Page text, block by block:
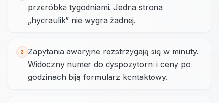
przeróbka tygodniami. Jedna strona
„hydraulik” nie wygra żadnej.
2
Zapytania awaryjne rozstrzygają się w minuty.
Widoczny numer do dyspozytorni i ceny po
godzinach biją formularz kontaktowy.